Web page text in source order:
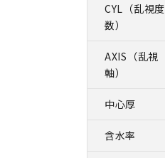
CYL（乱視度
数）
AXIS（乱視
軸）
中心厚
含水率